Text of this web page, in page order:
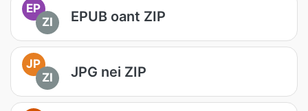
EP
ZI
EPUB oant ZIP
JP
ZI
JPG nei ZIP